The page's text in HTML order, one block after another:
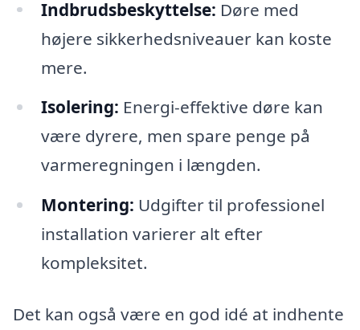
Indbrudsbeskyttelse: Døre med
højere sikkerhedsniveauer kan koste
mere.
Isolering: Energi-effektive døre kan
være dyrere, men spare penge på
varmeregningen i længden.
Montering: Udgifter til professionel
installation varierer alt efter
kompleksitet.
Det kan også være en god idé at indhente